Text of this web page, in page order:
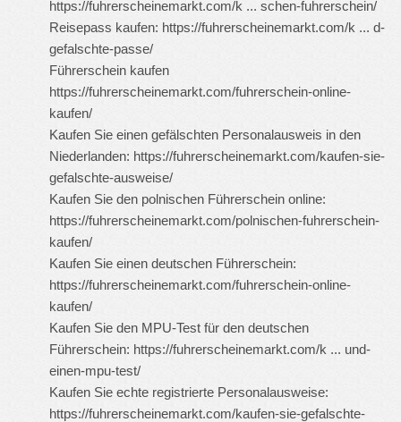
https://fuhrerscheinemarkt.com/k ... schen-fuhrerschein/
Reisepass kaufen: https://fuhrerscheinemarkt.com/k ... d-
gefalschte-passe/
Führerschein kaufen
https://fuhrerscheinemarkt.com/fuhrerschein-online-
kaufen/
Kaufen Sie einen gefälschten Personalausweis in den
Niederlanden: https://fuhrerscheinemarkt.com/kaufen-sie-
gefalschte-ausweise/
Kaufen Sie den polnischen Führerschein online:
https://fuhrerscheinemarkt.com/polnischen-fuhrerschein-
kaufen/
Kaufen Sie einen deutschen Führerschein:
https://fuhrerscheinemarkt.com/fuhrerschein-online-
kaufen/
Kaufen Sie den MPU-Test für den deutschen
Führerschein: https://fuhrerscheinemarkt.com/k ... und-
einen-mpu-test/
Kaufen Sie echte registrierte Personalausweise:
https://fuhrerscheinemarkt.com/kaufen-sie-gefalschte-